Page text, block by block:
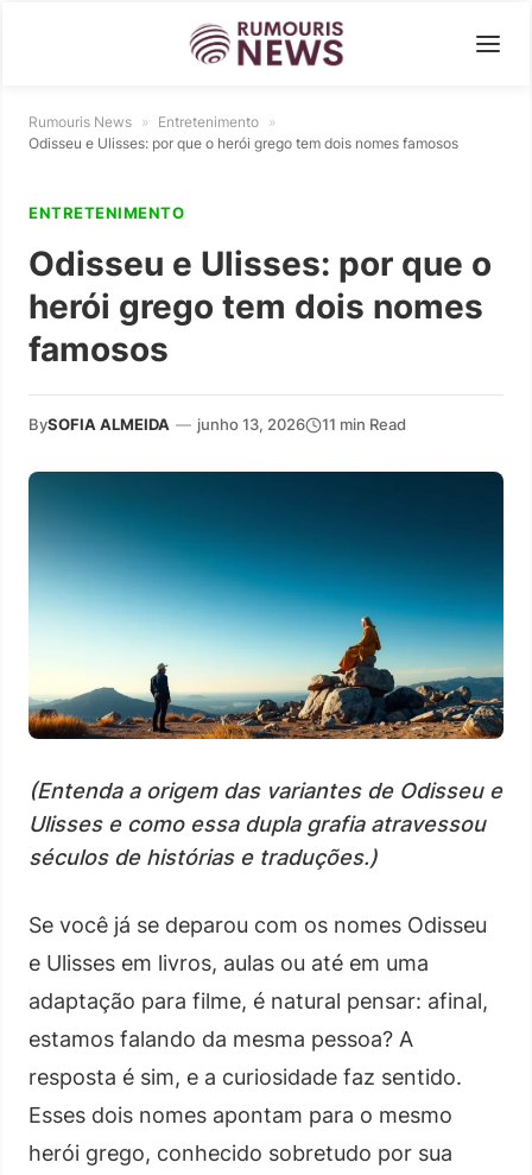
Rumouris News » Entretenimento »
Odisseu e Ulisses: por que o herói grego tem dois nomes famosos
ENTRETENIMENTO
Odisseu e Ulisses: por que o
herói grego tem dois nomes
famosos
BySOFIA ALMEIDA — junho 13, 2026 11 min Read
(Entenda a origem das variantes de Odisseu e
Ulisses e como essa dupla grafia atravessou
séculos de histórias e traduções.)
Se você já se deparou com os nomes Odisseu
e Ulisses em livros, aulas ou até em uma
adaptação para filme, é natural pensar: afinal,
estamos falando da mesma pessoa? A
resposta é sim, e a curiosidade faz sentido.
Esses dois nomes apontam para o mesmo
herói grego, conhecido sobretudo por sua